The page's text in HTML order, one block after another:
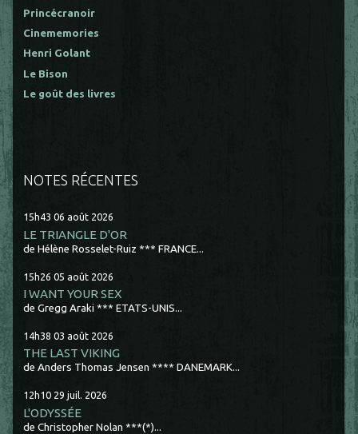
Princécranoir
Cinememories
Henri Golant
Le Bison
Le goût des livres
NOTES RÉCENTES
15h43 06 août 2026
LE TRIANGLE D'OR
de Hélène Rosselet-Ruiz *** FRANCE...
15h26 05 août 2026
I WANT YOUR SEX
de Gregg Araki *** ETATS-UNIS...
14h38 03 août 2026
THE LAST VIKING
de Anders Thomas Jensen **** DANEMARK...
12h10 29 juil. 2026
L'ODYSSÉE
de Christopher Nolan ***(*)...